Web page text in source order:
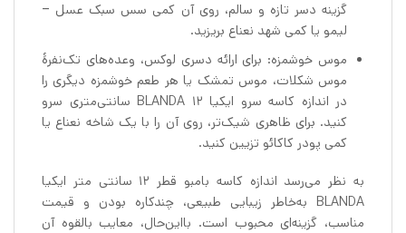
گزینه دسر تازه و سالم، روی آن کمی سس سبک عسل –
لیمو یا کمی شهد نعناع بریزید.
موس خوشمزه: برای ارائه دسری لوکس، وعده‌های تک‌نفرهٔ
موس شکلات، موس تمشک یا هر طعم خوشمزه دیگری را
در اندازه کاسه سرو ایکیا BLANDA ۱۲ سانتی‌متری سرو
کنید. برای ظاهری شیک‌تر، روی آن را با یک شاخه نعناع یا
کمی پودر کاکائو تزیین کنید.
به نظر می‌رسد اندازه کاسه بامبو قطر 12 سانتی متر ایکیا
BLANDA به‌خاطر زیبایی طبیعی، چندکاره بودن و قیمت
مناسب، گزینه‌ای محبوب است. بااین‌حال، معایب بالقوه آن